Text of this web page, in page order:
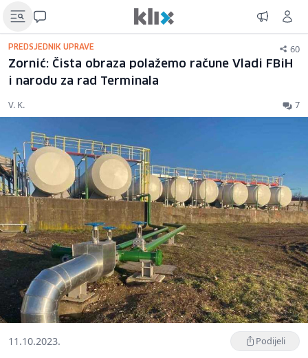
PREDSJEDNIK UPRAVE 60
Zornić: Čista obraza polažemo račune Vladi FBiH
i narodu za rad Terminala
V. K. 7
11.10.2023. Podijeli